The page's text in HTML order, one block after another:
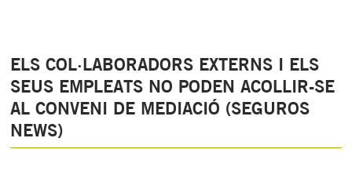
ELS COL·LABORADORS EXTERNS I ELS
SEUS EMPLEATS NO PODEN ACOLLIR-SE
AL CONVENI DE MEDIACIÓ (SEGUROS
NEWS)